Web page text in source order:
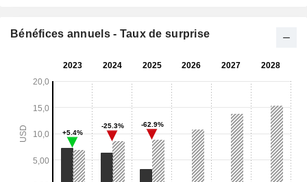
Bénéfices annuels - Taux de surprise